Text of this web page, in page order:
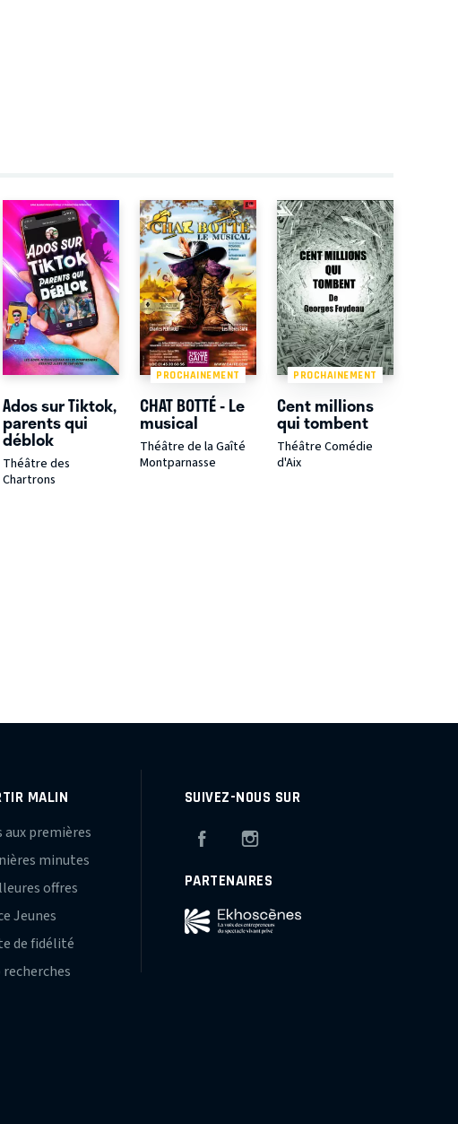
Ados sur Tiktok,
parents qui
déblok
Théâtre des
Chartrons
PROCHAINEMENT
CHAT BOTTÉ - Le
musical
Théâtre de la Gaîté
Montparnasse
PROCHAINEMENT
Cent millions
qui tombent
Théâtre Comédie
d'Aix
MALIN
aux premières
minutes
offres
Jeunes
de fidélité
recherches
SUIVEZ-NOUS SUR
Facebook
PARTENAIRES